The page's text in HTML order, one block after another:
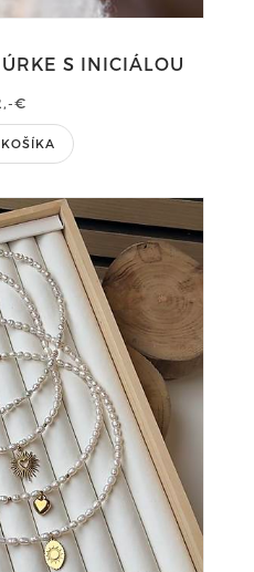
S INICIÁLOU
€